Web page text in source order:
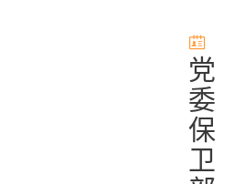
党
委
保
卫